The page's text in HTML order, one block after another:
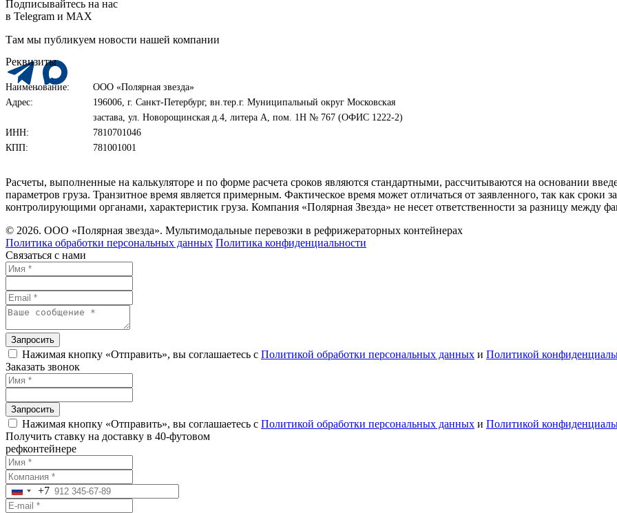
Подписывайтесь на нас
в Telegram и MAX
Там мы публикуем новости нашей компании
Реквизиты
Наименование:
ООО «Полярная звезда»
Адрес:
196006, г. Санкт-Петербург, вн.тер.г. Муниципальный округ Московская
застава, ул. Новорощинская д.4, литера А, пом. 1Н № 767 (ОФИС 1222-2)
ИНН:
7810701046
КПП:
781001001
Расчеты, выполненные на калькуляторе и по форме расчета сроков являются стандартными, рассчитываются на основании
параметров груза. Транзитное время является примерным. Фактическое время может отличаться от заявленного, так как сроки
контролирующими органами, характеристик груза. Компания «Полярная Звезда» не несет ответственности за разницу между
© 2026. ООО «Полярная звезда». Мультимодальные перевозки в рефрижераторных контейнерах
Политика обработки персональных данных Политика конфиденциальности
Связаться с нами
Запросить
Нажимая кнопку «Отправить», вы соглашаетесь с Политикой обработки персональных данных и Политикой
Заказать звонок
Запросить
Нажимая кнопку «Отправить», вы соглашаетесь с Политикой обработки персональных данных и Политикой
Получить ставку на доставку в 40-футовом
рефконтейнере
Russia
+7
+7